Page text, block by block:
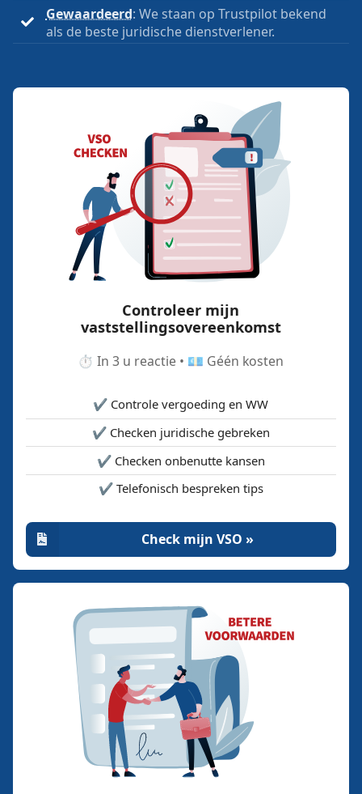
Gewaardeerd: We staan op Trustpilot bekend
als de beste juridische dienstverlener.
Controleer mijn
vaststellingsovereenkomst
⏱️ In 3 u reactie • 💶 Géén kosten
✔️ Controle vergoeding en WW
✔️ Checken juridische gebreken
✔️ Checken onbenutte kansen
✔️ Telefonisch bespreken tips
Check mijn VSO »